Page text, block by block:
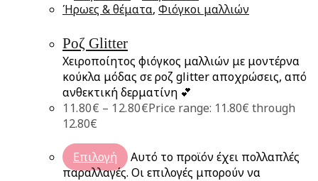
Ήρωες & θέματα, Φιόγκοι μαλλιών
Ροζ Glitter
Χειροποίητος φιόγκος μαλλιών με μοντέρνα
κούκλα μόδας σε ροζ glitter αποχρώσεις, από
ανθεκτική δερματίνη 💕
11.80€ – 12.80€Price range: 11.80€ through
12.80€
Επιλογή
Αυτό το προϊόν έχει πολλαπλές
παραλλαγές. Οι επιλογές μπορούν να